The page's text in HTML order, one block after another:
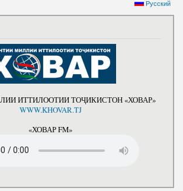
Русский
ИТТИЛООТИИ ТОҶИКИСТОН «ХОВАР»
WWW.KHOVAR.TJ
«ХОВАР FM»